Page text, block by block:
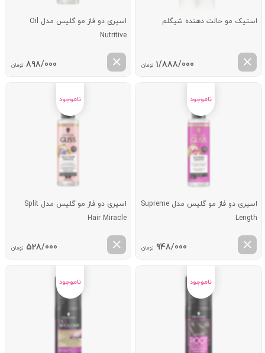
استیک مو حالت دهنده شیگلم
1/888/000 تومان
اسپری دو فاز مو گلیس مدل Oil
Nutritive
898/000 تومان
اسپری دو فاز مو گلیس مدل Supreme
Length
948/000 تومان
اسپری دو فاز مو گلیس مدل Split
Hair Miracle
528/000 تومان